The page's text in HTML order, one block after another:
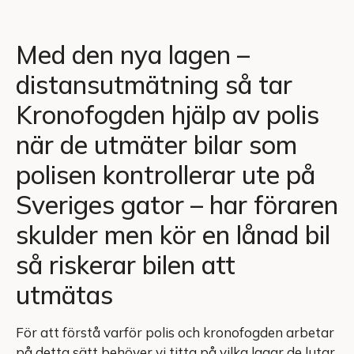
Med den nya lagen –
distansutmätning så tar
Kronofogden hjälp av polis
när de utmäter bilar som
polisen kontrollerar ute på
Sveriges gator – har föraren
skulder men kör en lånad bil
så riskerar bilen att
utmätas
För att förstå varför polis och kronofogden arbetar